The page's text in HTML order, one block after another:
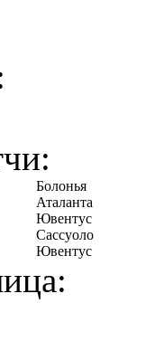
Болонья
Аталанта
Ювентус
Сассуоло
Ювентус